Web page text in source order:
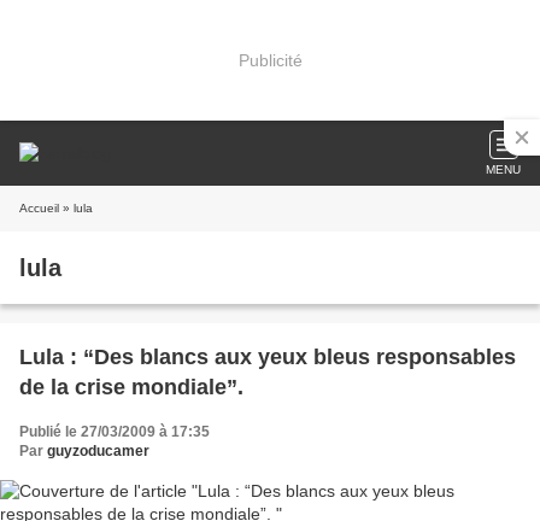
Publicité
MENU
Accueil » lula
lula
Lula : “Des blancs aux yeux bleus responsables
de la crise mondiale”.
Publié le 27/03/2009 à 17:35
Par guyzoducamer